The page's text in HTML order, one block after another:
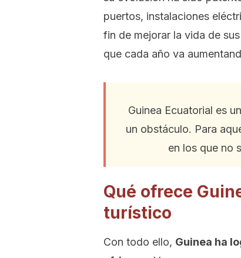
puertos, instalaciones
fin de mejorar la vida de
que cada año va
Guinea Ecuatorial es
un obstáculo. Para
en los que no
Qué ofrece
turístico
Con todo ello, Guinea ha